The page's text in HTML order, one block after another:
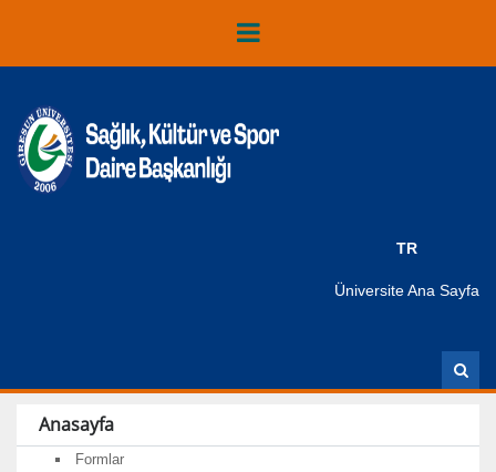
TR
Üniversite Ana Sayfa
A
r
Anasayfa
Formlar